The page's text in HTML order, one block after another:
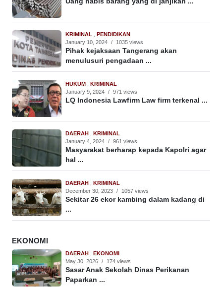
KRIMINAL
PENDIDIKAN
January 10, 2024 / 1035 views
Pihak kejaksaan Tangerang akan
menulusuri pengadaan ...
HUKUM
KRIMINAL
January 9, 2024 / 971 views
LQ Indonesia Lawfirm Law firm terkenal ...
DAERAH
KRIMINAL
January 4, 2024 / 961 views
Masyarakat berharap kepada Kapolri agar
hal ...
DAERAH
KRIMINAL
December 30, 2023 / 1057 views
Sekitar 26 ekor kambing dalam kadang di
...
EKONOMI
DAERAH
EKONOMI
May 30, 2026 / 174 views
Sasar Anak Sekolah Dinas Perikanan
Paparkan ...